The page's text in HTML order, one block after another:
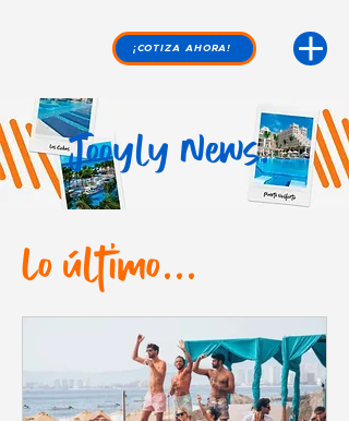
¡COTIZA AHORA!
Jooyly News.
Lo último...